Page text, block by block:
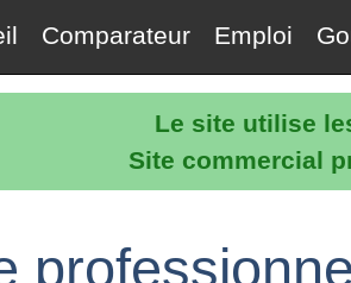
Le site utilise
Site commercial
Comparateur Emploi